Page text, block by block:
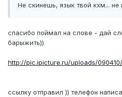
Не скинешь, язык твой кхм... не
спасибо поймал на слове - дай
барыжить))
http://pic.ipicture.ru/uploads/090410/
ссылку отправил )) телефон